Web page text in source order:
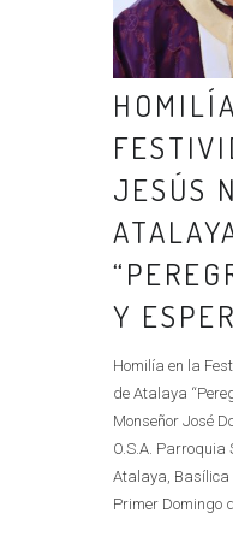
JESÚS
Y
Homilía en la
de Atalaya
Monseñor José
O.S.A. Parroquia
Atalaya, Basílica
Primer Domingo